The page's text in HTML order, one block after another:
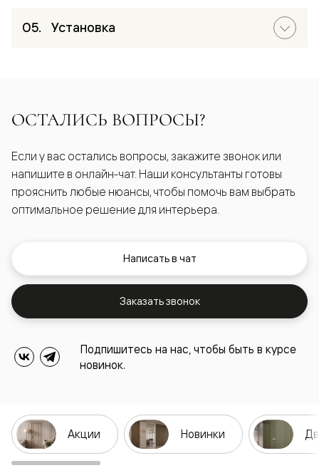
Установка
ОСТАЛИСЬ ВОПРОСЫ?
Если у вас остались вопросы, закажите звонок или
напишите в онлайн-чат. Наши консультанты готовы
прояснить любые нюансы, чтобы помочь вам выбрать
оптимальное решение для интерьера.
Написать в чат
Заказать звонок
Подпишитесь на нас, чтобы быть в курсе
новинок.
Акции Новинки